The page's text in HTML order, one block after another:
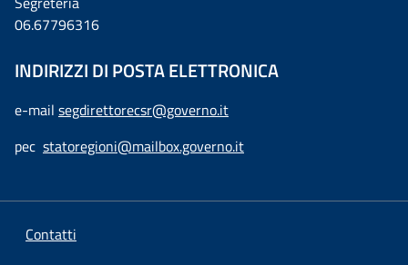
06.67796316
INDIRIZZI DI POSTA ELETTRONICA
e-mail segdirettorecsr@governo.it
pec statoregioni@mailbox.governo.it
Contatti